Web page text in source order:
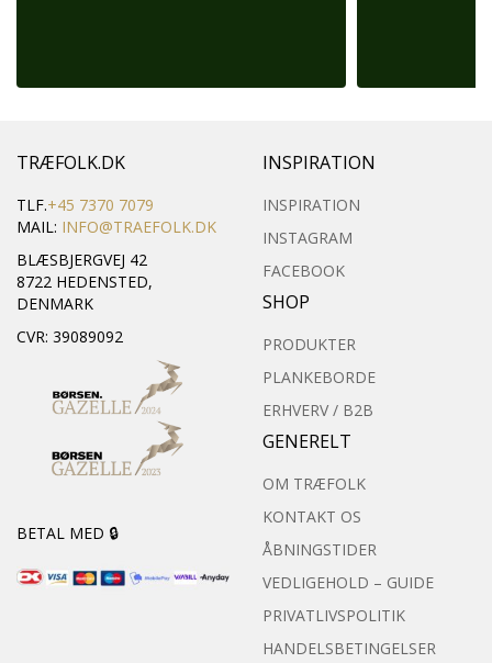
TRÆFOLK.DK
TLF.+45 7370 7079
MAIL: INFO@TRAEFOLK.DK
BLÆSBJERGVEJ 42
8722 HEDENSTED,
DENMARK
CVR: 39089092
BETAL MED 🔒
INSPIRATION
INSPIRATION
INSTAGRAM
FACEBOOK
SHOP
PRODUKTER
PLANKEBORDE
ERHVERV / B2B
GENERELT
OM TRÆFOLK
KONTAKT OS
ÅBNINGSTIDER
VEDLIGEHOLD – GUIDE
PRIVATLIVSPOLITIK
HANDELSBETINGELSER